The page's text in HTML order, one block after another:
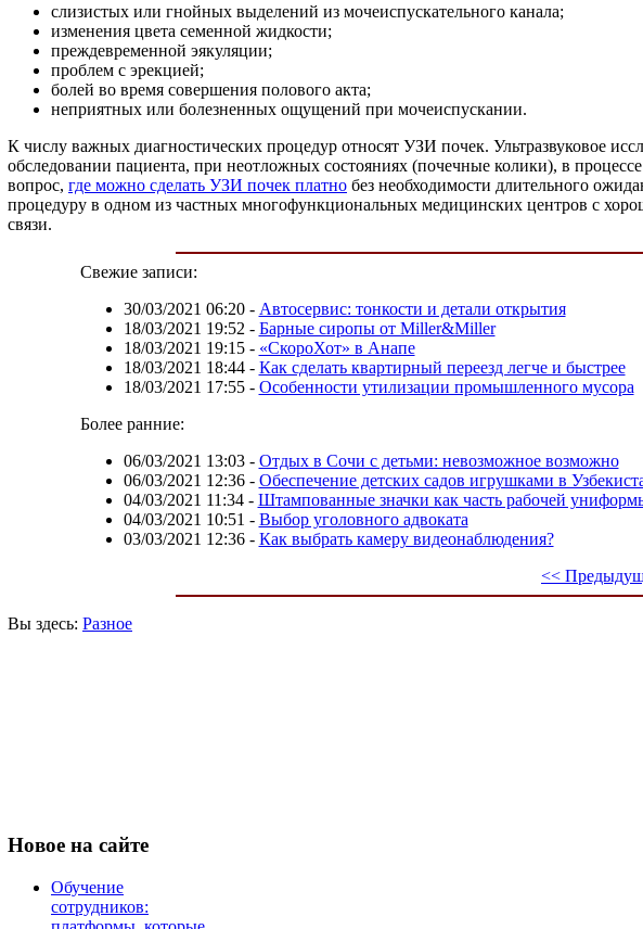
слизистых или гнойных выделений из мочеиспускательного канала;
изменения цвета семенной жидкости;
преждевременной эякуляции;
проблем с эрекцией;
болей во время совершения полового акта;
неприятных или болезненных ощущений при мочеиспускании.
К числу важных диагностических процедур относят УЗИ почек. Ультразвуковое
обследовании пациента, при неотложных состояниях (почечные колики), в
вопрос, где можно сделать УЗИ почек платно без необходимости длительного
процедуру в одном из частных многофункциональных медицинских центров с
связи.
Свежие записи:
30/03/2021 06:20- Автосервис: тонкости и детали открытия
18/03/2021 19:52 - Барные сиропы от Miller&Miller
18/03/2021 19:15- «СкороХот» в Анапе
18/03/2021 18:44- Как сделать квартирный переезд легче и быстрее
18/03/2021 17:55- Особенности утилизации промышленного мусора
Более ранние:
06/03/2021 13:03- Отдых в Сочи с детьми: невозможное возможно
06/03/2021 12:36- Обеспечение детских садов игрушками в
04/03/2021 11:34- Штампованные значки как часть рабочей
04/03/2021 10:51 - Выбор уголовного адвоката
03/03/2021 12:36- Как выбрать камеру видеонаблюдения?
<<
Вы здесь: Разное
Новое на сайте
Обучение
сотрудников: